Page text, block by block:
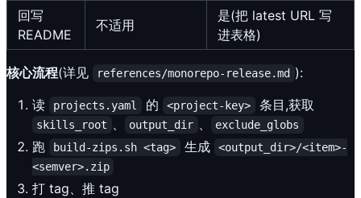
回写
README
不适用
是(把 latest URL 写
进表格)
核心流程(详见 references/monorepo-release.md ):
读
projects.yaml 的 <project-key> 条目,获取
skills_root 、 output_dir 、 exclude_globs
跑 build-zips.sh <tag> 生成
<output_dir>/<item>-
<semver>.zip
打 tag、推 tag